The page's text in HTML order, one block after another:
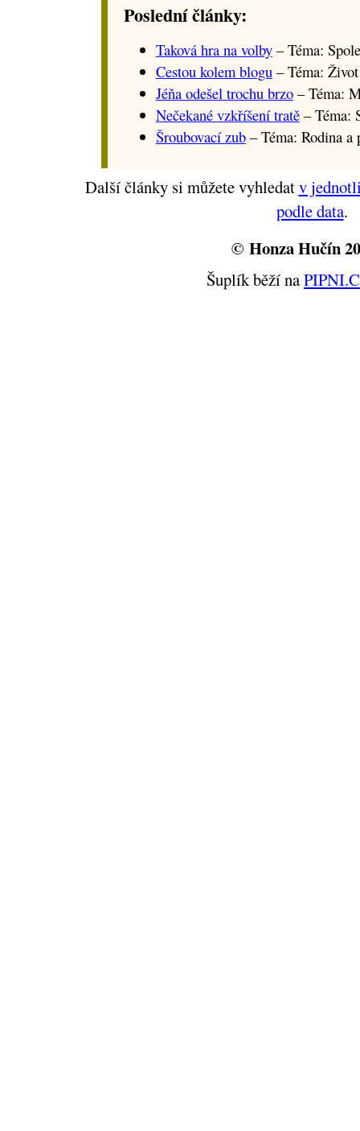
Poslední články:
Taková hra na volby– Téma:
Cestou kolem blogu – Téma: Život
Jéňa odešel trochu brzo– Téma:
Nečekané vzkříšení tratě– Téma:
Šroubovací zub– Téma: Rodina a
Další články si můžete vyhledatv
podle data.
© Honza Hučín
Šuplík běží na